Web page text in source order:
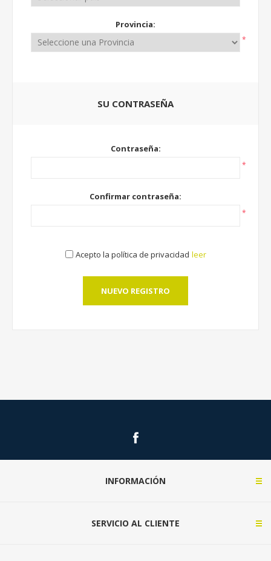
Provincia:
*
SU CONTRASEÑA
Contraseña:
*
Confirmar contraseña:
*
Acepto la política de privacidad leer
NUEVO REGISTRO
INFORMACIÓN
SERVICIO AL CLIENTE